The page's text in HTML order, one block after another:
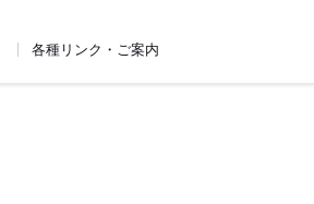
各種リンク・ご案内